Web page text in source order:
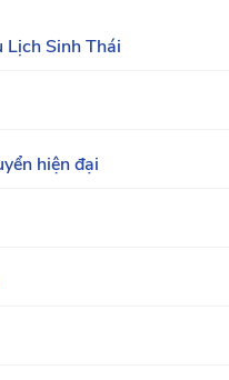
Lịch Sinh Thái
hiện đại